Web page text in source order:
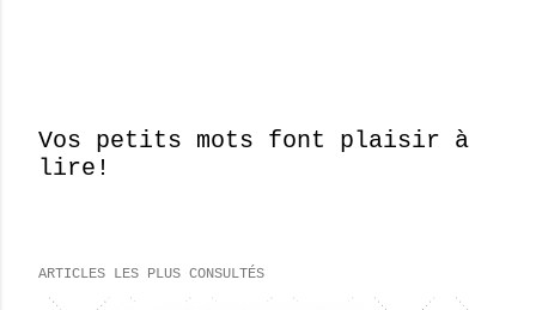
E
g
Vos petits mots font plaisir à
lire!
ARTICLES LES PLUS CONSULTÉS